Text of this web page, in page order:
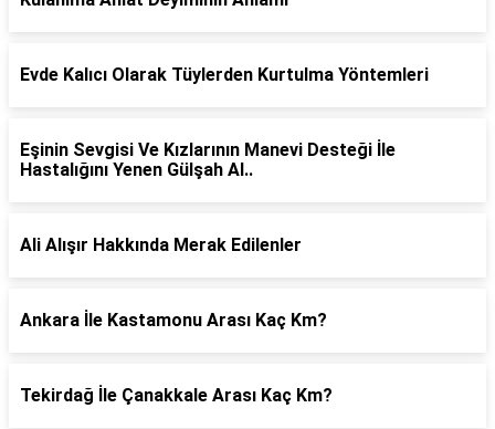
Evde Kalıcı Olarak Tüylerden Kurtulma Yöntemleri
Eşinin Sevgisi Ve Kızlarının Manevi Desteği İle
Hastalığını Yenen Gülşah Al..
Ali Alışır Hakkında Merak Edilenler
Ankara İle Kastamonu Arası Kaç Km?
Tekirdağ İle Çanakkale Arası Kaç Km?